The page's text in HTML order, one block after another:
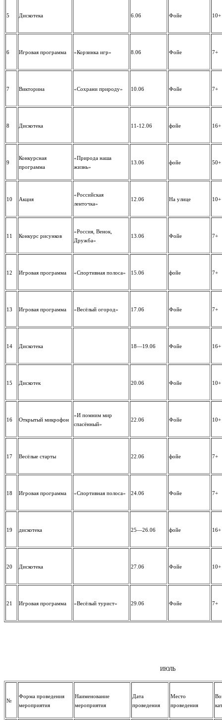
5 Дискотека 6.06 Фойе 10+
6 Игровая программа «Корзинка игр» 8.06 Фойе 7+
7 Викторина «Сохрани природу» 10.06 Фойе 7+
8 Дискотека 11-12.06 фойе 16+
9
Конкурсная
программа
«Природа наша
жизнь»
13.06 фойе 50+
10 Акция
«Российская
ленточка»
12.06 На улице 10+
11 Конкурс рисунков
«Россия, Венок,
Дружба»
13.06 Фойе 7+
12 Игровая программа «Спортивная полоса» 15.06 фойе 7+
13 Игровая программа «Весёлый огород» 17.06 Фойе 7+
14 Дискотека 18—19.06 Фойе 16+
15 Дискотек 20.06 Фойе 10+
16 Открытый микрофон
«И помним мир
спасённый»
22.06 Фойе 10+
17 Весёлые старты 22.06 фойе 7+
18 Игровая программа «Спортивная полоса» 24.06 Фойе 7+
19 дискотека 25—26.06 фойе 16+
20 Дискотека 27.06 Фойе 10+
21 Игровая программа «Весёлый турист» 29.06 Фойе 7+
ИЮЛЬ
№
Форма проведения
мероприятия
Наименование
мероприятия
Дата
проведения
Место
проведения